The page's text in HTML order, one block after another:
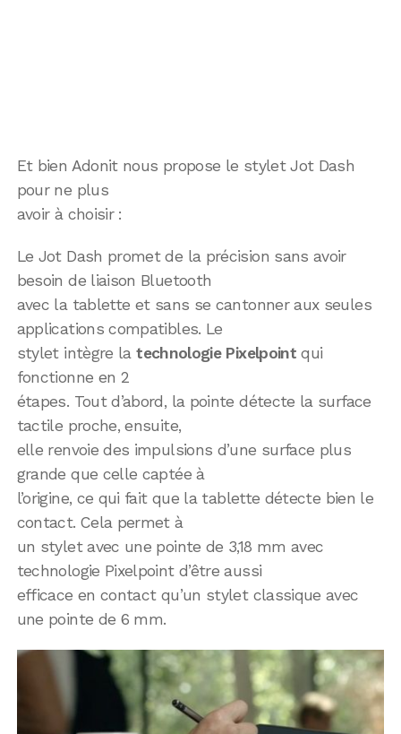
Et bien Adonit nous propose le stylet Jot Dash
pour ne plus
avoir à choisir :
Le Jot Dash promet de la précision sans avoir
besoin de liaison Bluetooth
avec la tablette et sans se cantonner aux seules
applications compatibles. Le
stylet intègre latechnologie Pixelpoint qui
fonctionne en 2
étapes. Tout d’abord, la pointe détecte la surface
tactile proche, ensuite,
elle renvoie des impulsions d’une surface plus
grande que celle captée à
l’origine, ce qui fait que la tablette détecte bien le
contact. Cela permet à
un stylet avec une pointe de 3,18 mm avec
technologie Pixelpoint d’être aussi
efficace en contact qu’un stylet classique avec
une pointe de 6 mm.